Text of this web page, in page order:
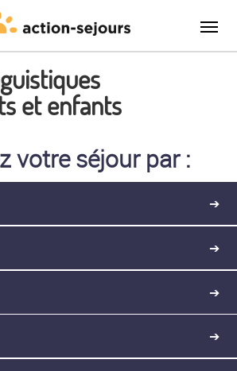
et enfants
votre séjour par :
➔
➔
➔
➔